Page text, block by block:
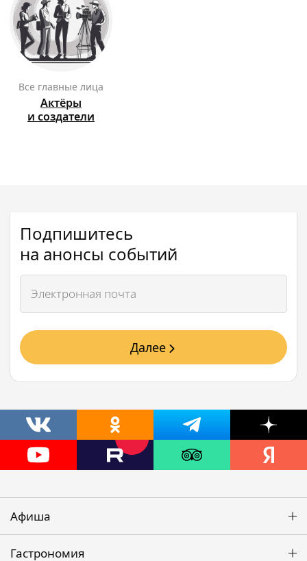
Все главные лица
Актёры
и создатели
Подпишитесь
на анонсы событий
Далее
Афиша
Гастрономия